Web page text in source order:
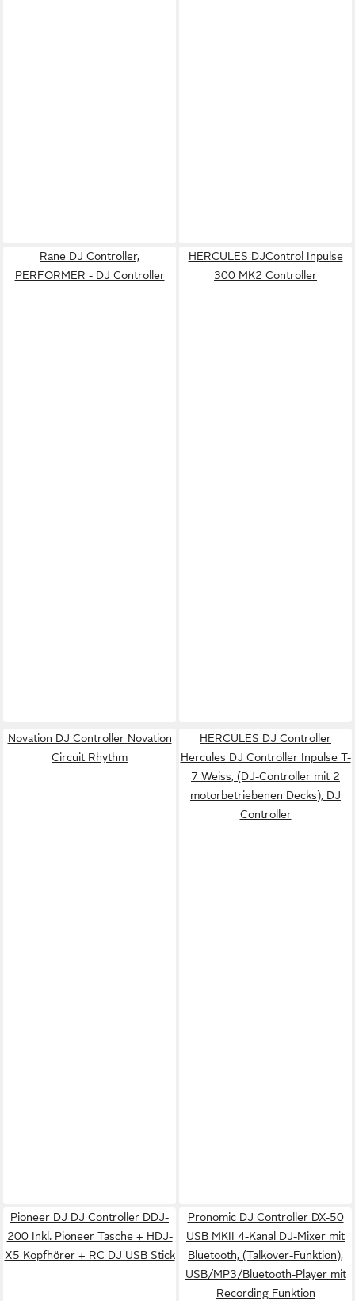
Rane DJ Controller,
PERFORMER - DJ Controller
HERCULES DJControl Inpulse
300 MK2 Controller
Novation DJ Controller Novation
Circuit Rhythm
HERCULES DJ Controller
Hercules DJ Controller Inpulse T-
7 Weiss, (DJ-Controller mit 2
motorbetriebenen Decks), DJ
Controller
Pioneer DJ DJ Controller DDJ-
200 Inkl. Pioneer Tasche + HDJ-
X5 Kopfhörer + RC DJ USB Stick
Pronomic DJ Controller DX-50
USB MKII 4-Kanal DJ-Mixer mit
Bluetooth, (Talkover-Funktion),
USB/MP3/Bluetooth-Player mit
Recording Funktion